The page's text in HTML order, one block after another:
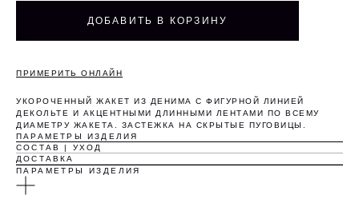
ДОБАВИТЬ В КОРЗИНУ
ПРИМЕРИТЬ ОНЛАЙН
УКОРОЧЕННЫЙ ЖАКЕТ ИЗ ДЕНИМА С ФИГУРНОЙ ЛИНИЕЙ
ДЕКОЛЬТЕ И АКЦЕНТНЫМИ ДЛИННЫМИ ЛЕНТАМИ ПО ВСЕМУ
ДИАМЕТРУ ЖАКЕТА. ЗАСТЕЖКА НА СКРЫТЫЕ ПУГОВИЦЫ.
ПАРАМЕТРЫ ИЗДЕЛИЯ
СОСТАВ | УХОД
ДОСТАВКА
ПАРАМЕТРЫ ИЗДЕЛИЯ
Оплата частями